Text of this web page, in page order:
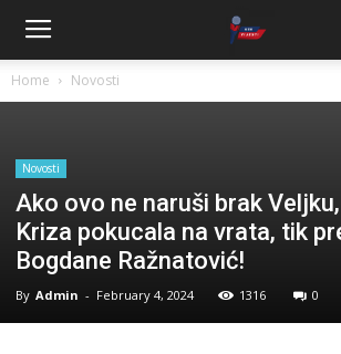
Home Novosti
Novosti
Ako ovo ne naruši brak
Kriza pokucala na vrata, tik
Bogdane Ražnatović!
By Admin - February 4, 2024 1316 0